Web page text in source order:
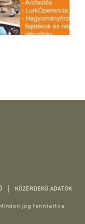
KÖZÉRDEKŰ ADATOK
jog fenntartva